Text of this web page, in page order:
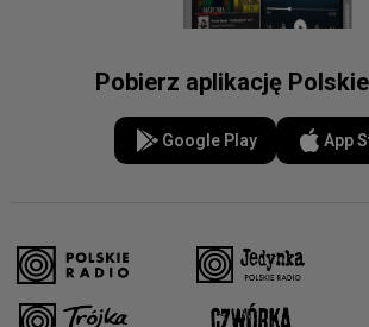
Pobierz aplikację
Google Play App